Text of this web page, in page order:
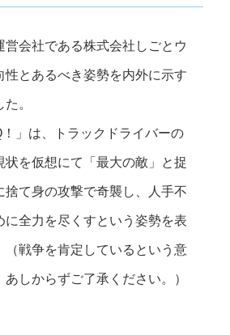
営会社である株式会社しごとウ
性とあるべき姿勢を内外に示す
。
！」は、トラックドライバーの
状を仮想にて「最大の敵」と捉
捨て身の攻撃で奇襲し、人手不
に全力を尽くすという姿勢を表
（戦争を肯定しているという意
しからずご了承ください。）